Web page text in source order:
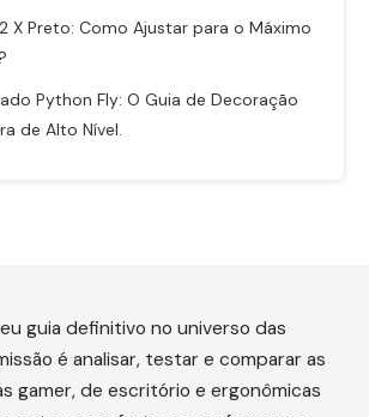
X Preto: Como Ajustar para o Máximo
Python Fly: O Guia de Decoração
de Alto Nível.
guia definitivo no universo das
é analisar, testar e comparar as
gamer, de escritório e ergonômicas